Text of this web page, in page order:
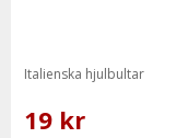
Italienska hjulbultar
19 kr